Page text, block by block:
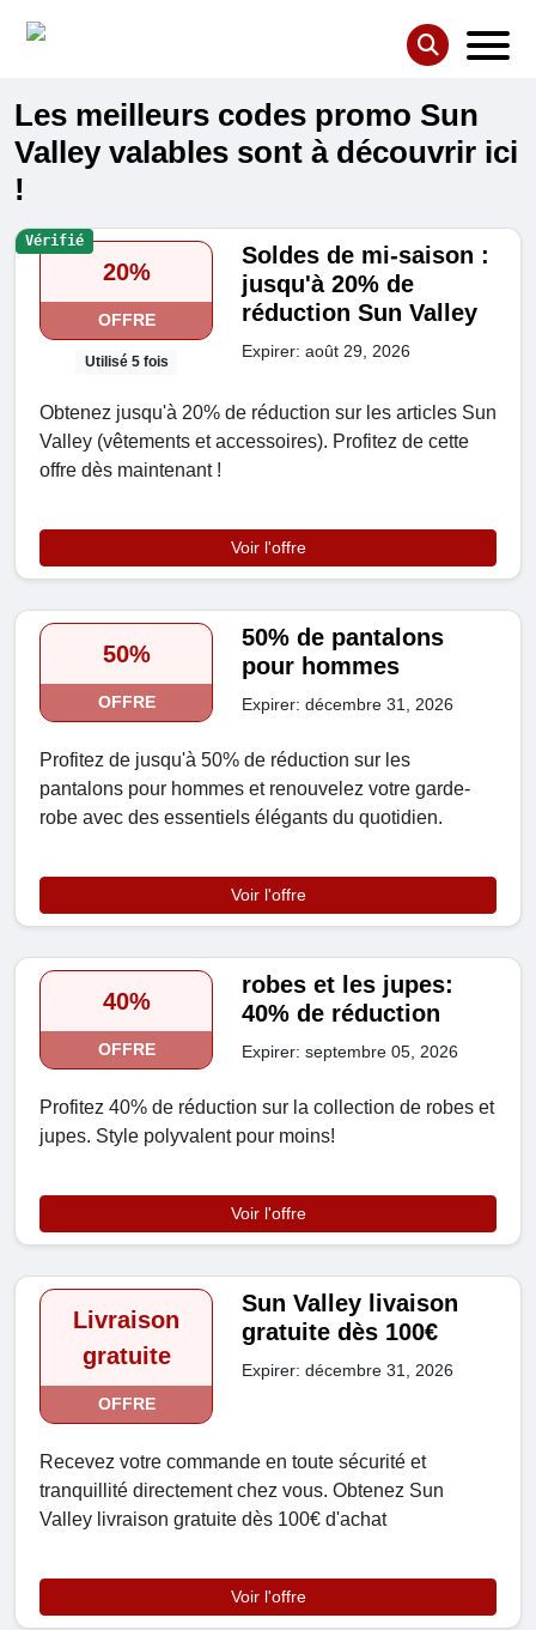
Les meilleurs codes promo Sun
Valley valables sont à découvrir ici
!
20%
OFFRE
Utilisé 5 fois
Soldes de mi-saison :
jusqu'à 20% de
réduction Sun Valley
Expirer: août 29, 2026
Obtenez jusqu'à 20% de réduction sur les articles Sun
Valley (vêtements et accessoires). Profitez de cette
offre dès maintenant !
Voir l'offre
Vérifié
50%
OFFRE
50% de pantalons
pour hommes
Expirer: décembre 31, 2026
Profitez de jusqu'à 50% de réduction sur les
pantalons pour hommes et renouvelez votre garde-
robe avec des essentiels élégants du quotidien.
Voir l'offre
40%
OFFRE
robes et les jupes:
40% de réduction
Expirer: septembre 05, 2026
Profitez 40% de réduction sur la collection de robes et
jupes. Style polyvalent pour moins!
Voir l'offre
Livraison
gratuite
OFFRE
Sun Valley livaison
gratuite dès 100€
Expirer: décembre 31, 2026
Recevez votre commande en toute sécurité et
tranquillité directement chez vous. Obtenez Sun
Valley livraison gratuite dès 100€ d'achat
Voir l'offre